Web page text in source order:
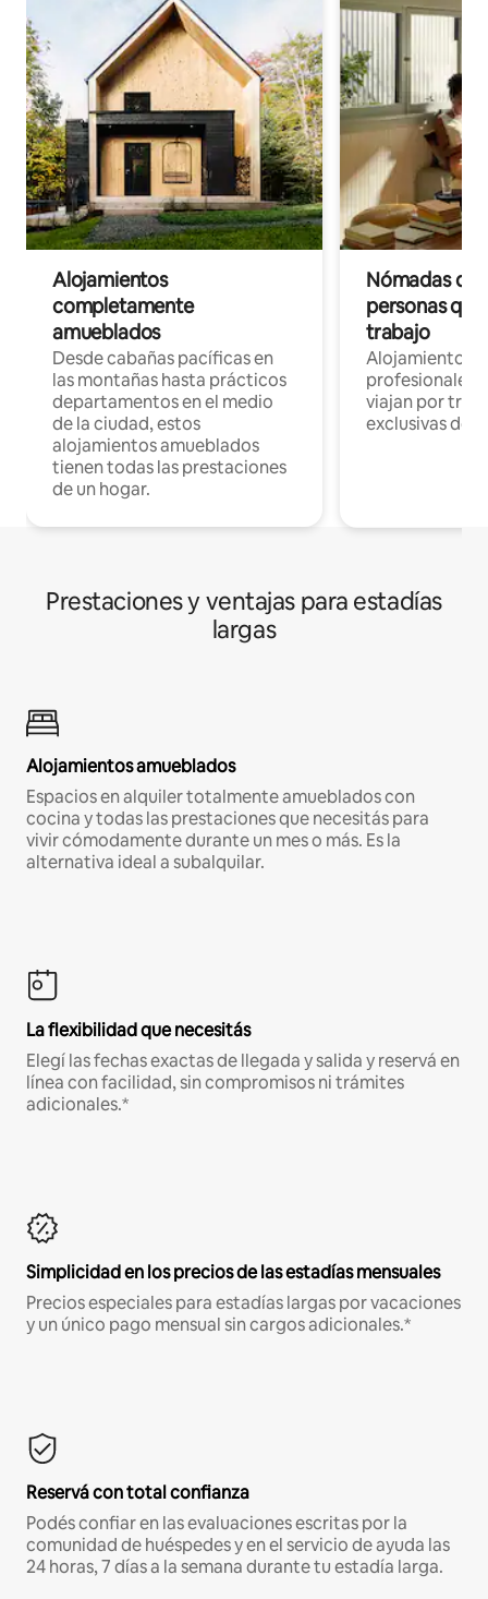
Alojamientos
completamente
amueblados
Desde cabañas pacíficas en
las montañas hasta prácticos
departamentos en el medio
de la ciudad, estos
alojamientos amueblados
tienen todas las prestaciones
de un hogar.
Nómadas
personas
trabajo
Alojamientos
profesionales
viajan por
exclusivas de
Prestaciones y ventajas para estadías
largas
Alojamientos amueblados
Espacios en alquiler totalmente amueblados con
cocina y todas las prestaciones que necesitás para
vivir cómodamente durante un mes o más. Es la
alternativa ideal a subalquilar.
La flexibilidad que necesitás
Elegí las fechas exactas de llegada y salida y reservá en
línea con facilidad, sin compromisos ni trámites
adicionales.*
Simplicidad en los precios de las estadías mensuales
Precios especiales para estadías largas por vacaciones
y un único pago mensual sin cargos adicionales.*
Reservá con total confianza
Podés confiar en las evaluaciones escritas por la
comunidad de huéspedes y en el servicio de ayuda las
24 horas, 7 días a la semana durante tu estadía larga.